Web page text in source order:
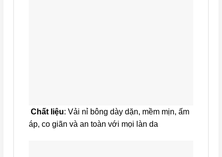
Chất liệu: Vải nỉ bông dày dặn, mềm mịn, ấm
áp, co giãn và an toàn với mọi làn da